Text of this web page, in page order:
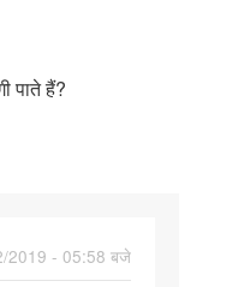
पाते हैं?
2019 - 05:58 बजे